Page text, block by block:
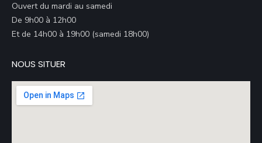
Ouvert du mardi au samedi
De 9h00 à 12h00
Et de 14h00 à 19h00 (samedi 18h00)
NOUS SITUER